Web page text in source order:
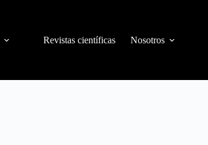
Revistas científicas Nosotros